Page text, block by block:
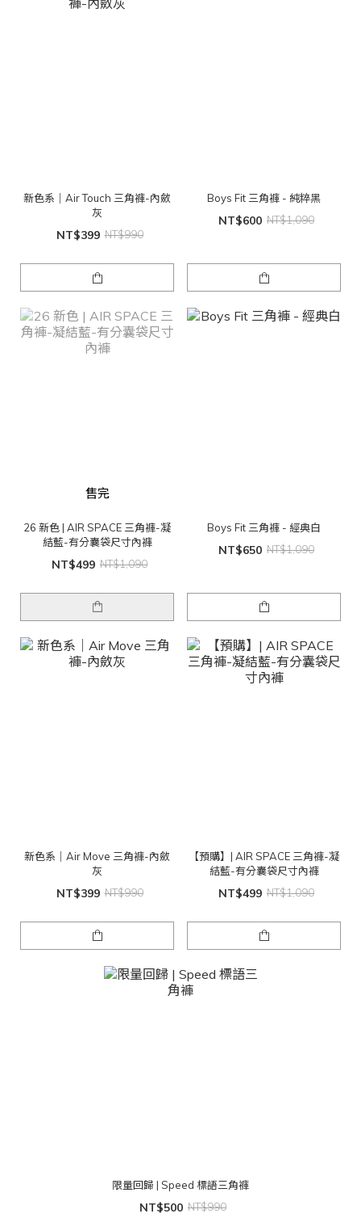
新色系｜Air Touch 三角褲-內斂
灰
NT$399 NT$990
Boys Fit 三角褲 - 純粹黑
NT$600 NT$1,090
售完
26 新色 | AIR SPACE 三角褲-凝
結藍-有分囊袋尺寸內褲
NT$499 NT$1,090
Boys Fit 三角褲 - 經典白
NT$650 NT$1,090
新色系｜Air Move 三角褲-內斂
灰
NT$399 NT$990
【預購】| AIR SPACE 三角褲-凝
結藍-有分囊袋尺寸內褲
NT$499 NT$1,090
限量回歸 | Speed 標語三角褲
NT$500 NT$990